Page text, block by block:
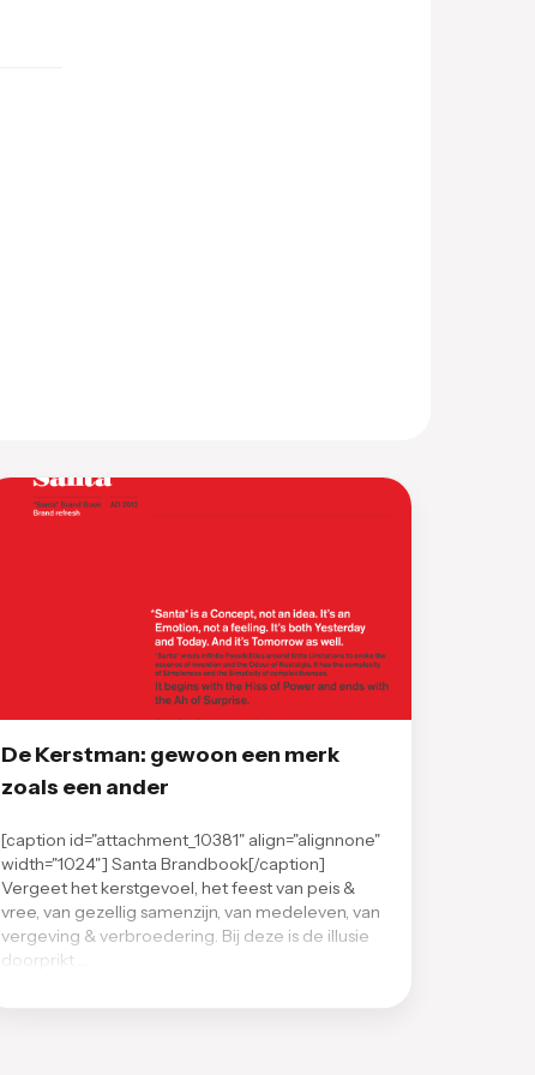
De Kerstman: gewoon een merk
zoals een ander
[caption id="attachment_10381" align="alignnone"
width="1024"] Santa Brandbook[/caption]
Vergeet het kerstgevoel, het feest van peis &
vree, van gezellig samenzijn, van medeleven, van
vergeving & verbroedering. Bij deze is de illusie
doorprikt …